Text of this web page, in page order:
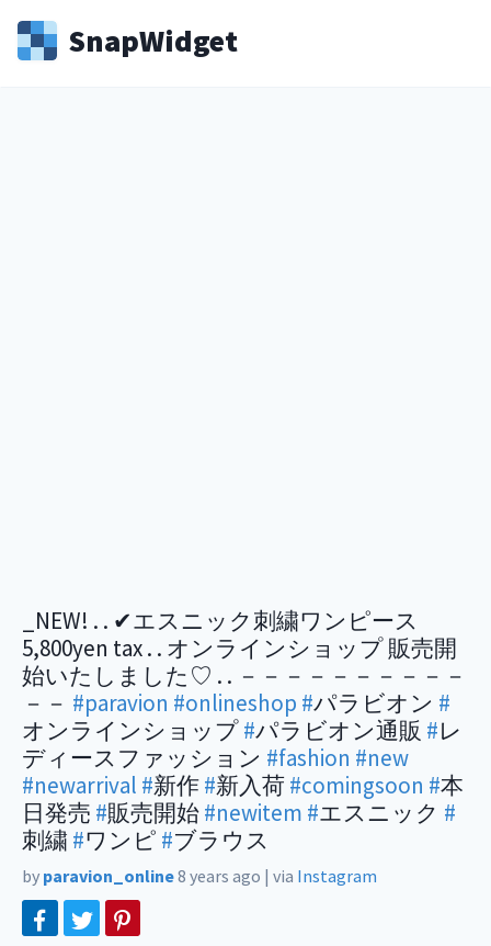
SnapWidget
_NEW! . . ✔︎エスニック刺繍ワンピース
5,800yen tax . . オンラインショップ 販売開
始いたしました♡ . . －－－－－－－－－－
－－ #paravion #onlineshop #パラビオン #
オンラインショップ#パラビオン通販 #レ
ディースファッション #fashion #new
#newarrival #新作#新入荷#comingsoon #本
日発売 #販売開始#newitem #エスニック #
刺繍 #ワンピ #ブラウス
by paravion_online8 years ago | via Instagram